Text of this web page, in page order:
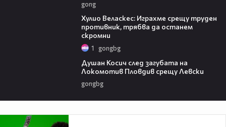
gong
Хулио Веласкес: Играхме срещу труден
противник, трябва да останем
скромни
1 gongbg
Душан Косич след загубата на
Локомотив Пловдив срещу Левски
gongbg